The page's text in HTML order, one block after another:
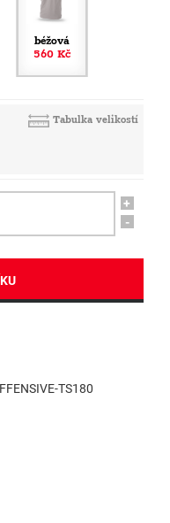
béžová
560 Kč
Tabulka velikostí
+
-
TS180